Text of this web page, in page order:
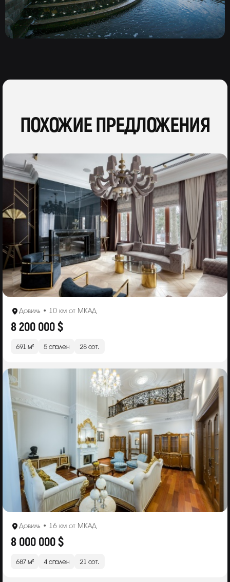
ПОХОЖИЕ ПРЕДЛОЖЕНИЯ
Довиль • 10 км от МКАД
8 200 000 $
691 м² 5 спален 28 сот.
Довиль • 16 км от МКАД
8 000 000 $
687 м² 4 спален 21 сот.